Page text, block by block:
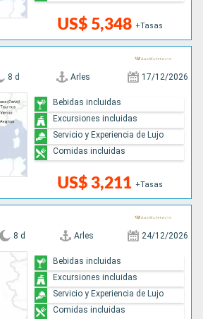
US$ 5,348 +Tasas
8 d Arles 17/12/2026
US$ 3,211 +Tasas
Bebidas incluidas
Excursiones incluidas
Servicio y Experiencia de Lujo
Comidas incluidas
8 d Arles 24/12/2026
Bebidas incluidas
Excursiones incluidas
Servicio y Experiencia de Lujo
Comidas incluidas